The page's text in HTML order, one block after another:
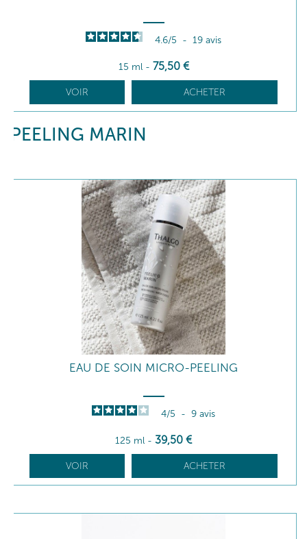
4.6/5 - 19 avis
15 ml - 75,50 €
VOIR ACHETER
PEELING MARIN
EAU DE SOIN MICRO-PEELING
4/5 - 9 avis
125 ml - 39,50 €
VOIR ACHETER